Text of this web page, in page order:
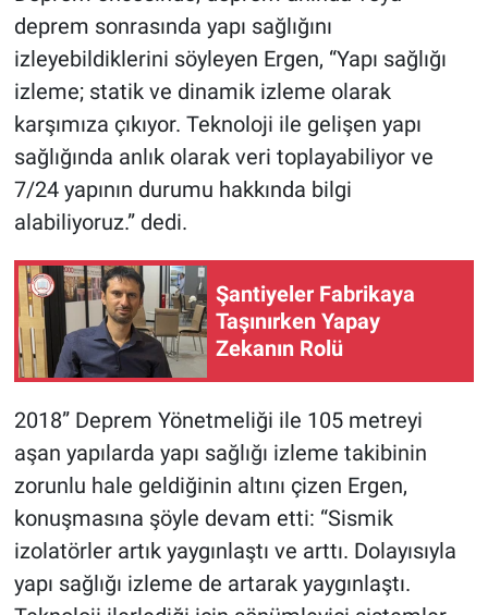
deprem sonrasında yapı sağlığını
izleyebildiklerini söyleyen Ergen, “Yapı sağlığı
izleme; statik ve dinamik izleme olarak
karşımıza çıkıyor. Teknoloji ile gelişen yapı
sağlığında anlık olarak veri toplayabiliyor ve
7/24 yapının durumu hakkında bilgi
alabiliyoruz.” dedi.
Şantiyeler Fabrikaya
Taşınırken Yapay
Zekanın Rolü
2018” Deprem Yönetmeliği ile 105 metreyi
aşan yapılarda yapı sağlığı izleme takibinin
zorunlu hale geldiğinin altını çizen Ergen,
konuşmasına şöyle devam etti: “Sismik
izolatörler artık yaygınlaştı ve arttı. Dolayısıyla
yapı sağlığı izleme de artarak yaygınlaştı.